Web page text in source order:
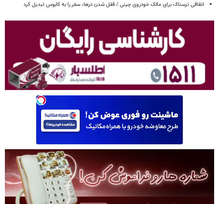
اتفاقی ترسناک برای مالک خودروی چینی / قفل شدن درها، سفر را به کابوس تبدیل کرد